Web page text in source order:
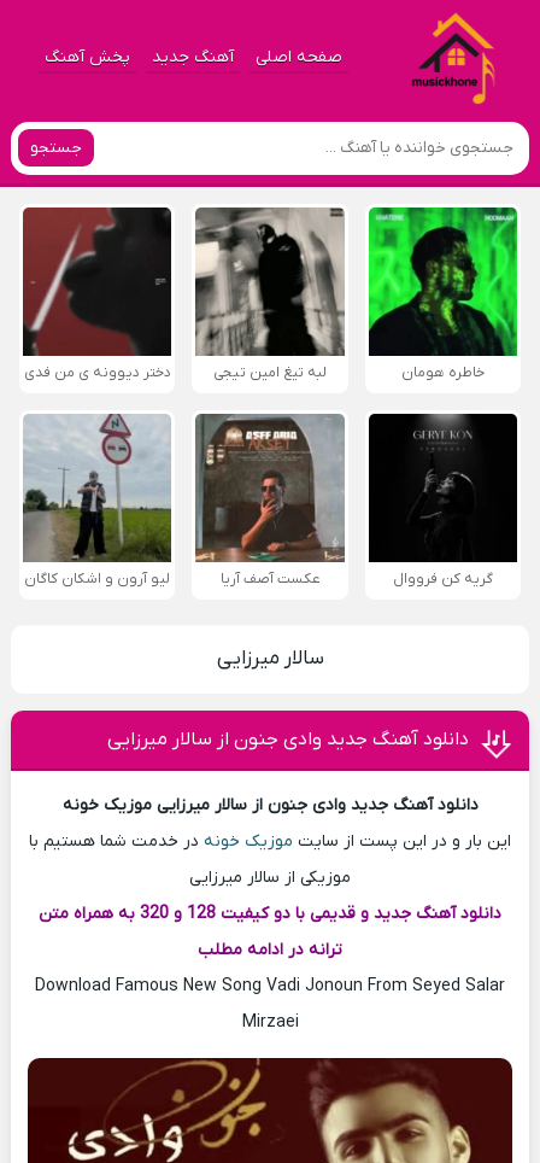
صفحه اصلی آهنگ جدید پخش آهنگ
جستجو
خاطره هومان لبه تیغ امین تیجی دختر دیوونه‌ ی من فدی
گریه کن فرووال عکست آصف آریا لیو آرون و اشکان کاگان
سالار میرزایی
دانلود آهنگ جدید وادی جنون از سالار میرزایی
دانلود آهنگ جدید وادی جنون از سالار میرزایی موزیک خونه
این بار و در این پست از سایت موزیک خونه در خدمت شما هستیم با
موزیکی از سالار میرزایی
دانلود آهنگ جدید و قدیمی با دو کیفیت 128 و 320 به همراه متن
ترانه در ادامه مطلب
Download Famous New Song Vadi Jonoun From Seyed Salar
Mirzaei